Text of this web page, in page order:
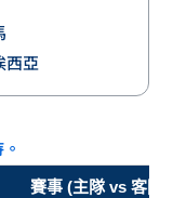
西亞
賽事 (主隊 vs 客隊)